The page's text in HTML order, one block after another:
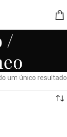
/
um único resultado